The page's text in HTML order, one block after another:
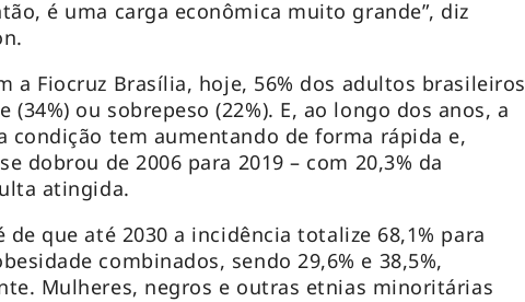
é uma carga econômica muito grande”, diz
a Fiocruz Brasília, hoje, 56% dos adultos brasileiros
(34%) ou sobrepeso (22%). E, ao longo dos anos, a
condição tem aumentando de forma rápida e,
dobrou de 2006 para 2019 – com 20,3% da
atingida.
de que até 2030 a incidência totalize 68,1% para
combinados, sendo 29,6% e 38,5%,
Mulheres, negros e outras etnias minoritárias